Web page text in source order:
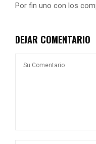
Por fin uno con los
DEJAR COMENTARIO